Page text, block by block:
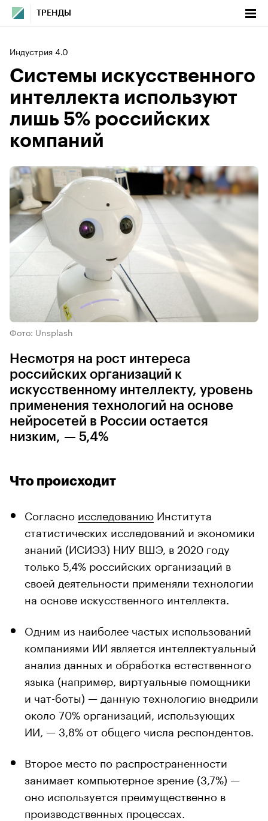
ТРЕНДЫ
Индустрия 4.0
Системы искусственного
интеллекта используют
лишь 5% российских
компаний
Фото: Unsplash
Несмотря на рост интереса
российских организаций к
искусственному интеллекту, уровень
применения технологий на основе
нейросетей в России остается
низким, — 5,4%
Что происходит
Согласно исследованию Института
статистических исследований и экономики
знаний (ИСИЭЗ) НИУ ВШЭ, в 2020 году
только 5,4% российских организаций в
своей деятельности применяли технологии
на основе искусственного интеллекта.
Одним из наиболее частых использований
компаниями ИИ является интеллектуальный
анализ данных и обработка естественного
языка (например, виртуальные помощники
и чат-боты) — данную технологию внедрили
около 70% организаций, использующих
ИИ, — 3,8% от общего числа респондентов.
Второе место по распространенности
занимает компьютерное зрение (3,7%) —
оно используется преимущественно в
производственных процессах.